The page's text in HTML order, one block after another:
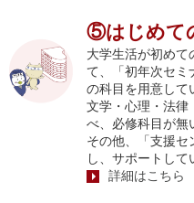
⑤はじめて
大学生活が初めて
て、「初年次セミ
の科目を用意して
文学・心理・法律
べ、必修科目が無
その他、「支援セ
し、サポートして
詳細はこちら